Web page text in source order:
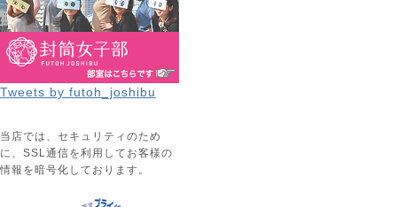
Tweets by futoh_joshibu
当店では、セキュリティのため
に、SSL通信を利用してお客様の
情報を暗号化しております。